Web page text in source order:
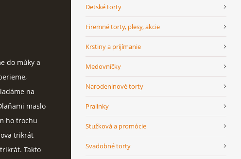
do múky a
na
maslo
ho trochu
trikrát
Takto
Detské torty
Firemné torty, plesy, akcie
Krstiny a prijímanie
Medovníčky
Narodeninové torty
Pralinky
Stužková a promócie
Svadobné torty